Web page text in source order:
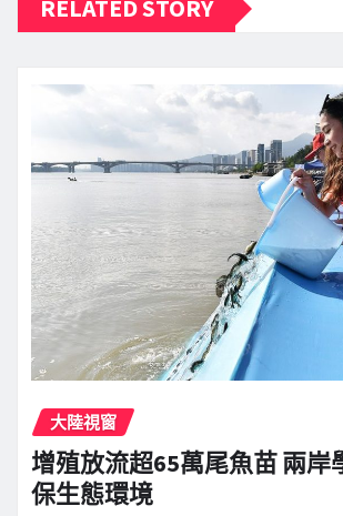
RELATED STORY
大陸視窗
增殖放流超65萬尾魚苗 兩岸
保生態環境